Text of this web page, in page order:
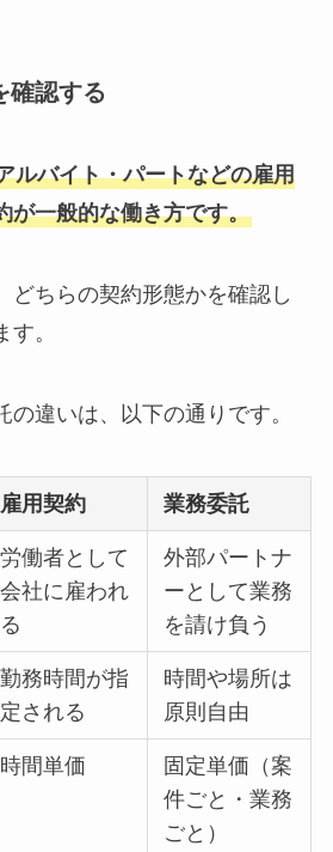
確認する
ルバイト・パートなどの雇用
が一般的な働き方です。
どちらの契約形態かを確認し
。
の違いは、以下の通りです。
雇用契約 業務委託
労働者として
会社に雇われ
る
外部パートナ
ーとして業務
を請け負う
勤務時間が指
定される
時間や場所は
原則自由
時間単価
固定単価（案
件ごと・業務
ごと）